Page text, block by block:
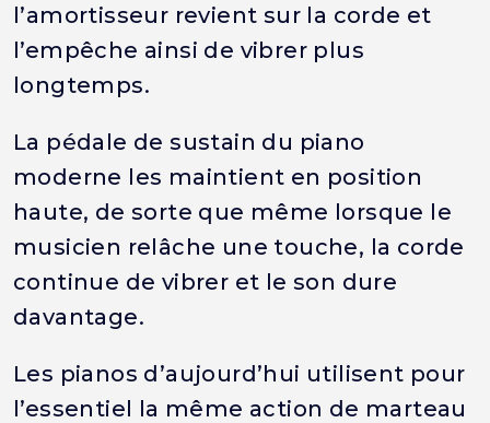
l’amortisseur revient sur la corde et
l’empêche ainsi de vibrer plus
longtemps.
La pédale de sustain du piano
moderne les maintient en position
haute, de sorte que même lorsque le
musicien relâche une touche, la corde
continue de vibrer et le son dure
davantage.
Les pianos d’aujourd’hui utilisent pour
l’essentiel la même action de marteau